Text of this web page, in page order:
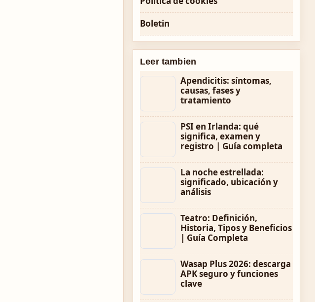
Boletin
Leer tambien
Apendicitis: síntomas,
causas, fases y
tratamiento
PSI en Irlanda: qué
significa, examen y
registro | Guía completa
La noche estrellada:
significado, ubicación y
análisis
Teatro: Definición,
Historia, Tipos y Beneficios
| Guía Completa
Wasap Plus 2026: descarga
APK seguro y funciones
clave